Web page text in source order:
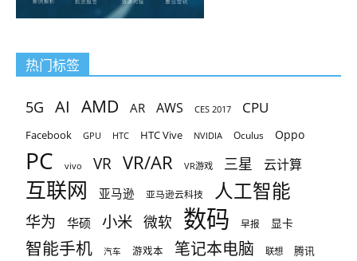
热门标签
5G AI AMD AR AWS CES 2017 CPU
Facebook GPU HTC HTC Vive NVIDIA Oculus Oppo
PC vivo VR VR/AR VR游戏 三星 云计算
互联网 亚马逊 亚马逊云科技 人工智能
华为 华硕 小米 微软 数码 早报 显卡
智能手机 汽车 游戏本 笔记本电脑 联想 腾讯